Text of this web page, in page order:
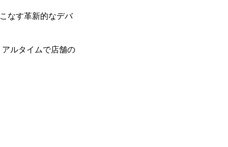
なす革新的なデバ
ルタイムで店舗の